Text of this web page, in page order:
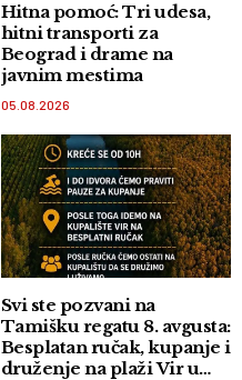
Hitna pomoć: Tri udesa,
hitni transporti za
Beograd i drame na
javnim mestima
05.08.2026
Svi ste pozvani na
Tamišku regatu 8. avgusta:
Besplatan ručak, kupanje i
druženje na plaži Vir u